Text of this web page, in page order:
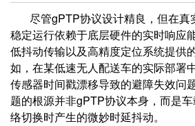
尽管gPTP协议设计精良，但在真
稳定运行依赖于底层硬件的实时响应
低抖动传输以及高精度定位系统提供
如，在某低速无人配送车的实际部署
传感器时间戳漂移导致的避障失效问
题的根源并非gPTP协议本身，而是
络切换时产生的微妙时延抖动。